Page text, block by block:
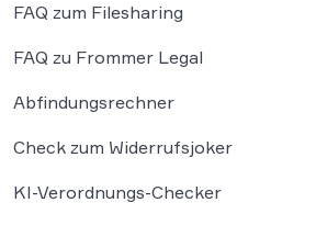
FAQ zum Filesharing
FAQ zu Frommer Legal
Abfindungsrechner
Check zum Widerrufsjoker
KI-Verordnungs-Checker